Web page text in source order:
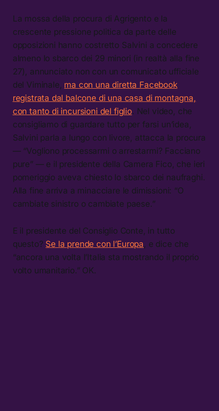
La mossa della procura di Agrigento e la
crescente pressione politica da parte delle
opposizioni hanno costretto Salvini a concedere
almeno lo sbarco dei 29 minori (in realtà alla fine
27), annunciato non con un comunicato ufficiale
del Viminale, ma con una diretta Facebook
registrata dal balcone di una casa di montagna,
con tanto di incursioni del figlio. Nel video, che
consigliamo di guardare tutto per farsi un’idea,
Salvini parla a lungo con livore, attacca la procura
— “Vogliono processarmi o arrestarmi? Facciano
pure” — e il presidente della Camera Fico, che ieri
pomeriggio aveva chiesto lo sbarco dei naufraghi.
Alla fine arriva a minacciare le dimissioni: “O
cambiate sinistro o cambiate paese.”
E il presidente del Consiglio Conte, in tutto
questo? Se la prende con l’Europa , e dice che
“ancora una volta l’Italia sta mostrando il proprio
volto umanitario.” OK.